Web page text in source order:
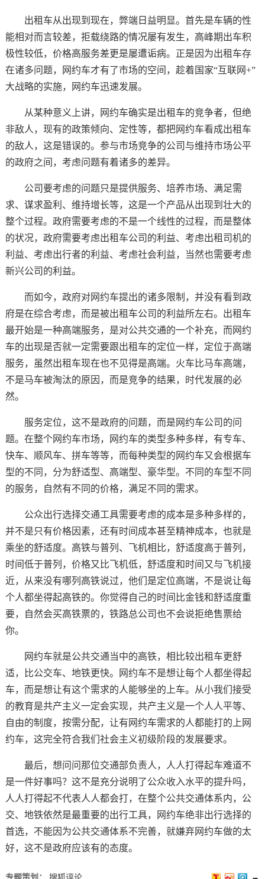
出租车从出现到现在，弊端日益明显。首先是车辆的性
能相对而言较差，拒载绕路的情况屡有发生，高峰期出车积
极性较低，价格高服务差更是屡遭诟病。正是因为出租车存
在诸多问题，网约车才有了市场的空间，趁着国家“互联网+”
大战略的实施，网约车迅速发展。
从某种意义上讲，网约车确实是出租车的竞争者，但绝
非敌人，现有的政策倾向、定性等，都把网约车看成出租车
的敌人，这是错误的。参与市场竞争的公司与维持市场公平
的政府之间，考虑问题有着诸多的差异。
公司要考虑的问题只是提供服务、培养市场、满足需
求、谋求盈利、维持增长等，这是一个产品从出现到壮大的
整个过程。政府需要考虑的不是一个线性的过程，而是整体
的状况，政府需要考虑出租车公司的利益、考虑出租司机的
利益、考虑出行者的利益、考虑社会利益，当然也需要考虑
新兴公司的利益。
而如今，政府对网约车提出的诸多限制，并没有看到政
府是在综合考虑，而是被出租车公司的利益所左右。出租车
最开始是一种高端服务，是对公共交通的一个补充，而网约
车的出现是否就一定需要跟出租车的定位一样，定位于高端
服务，虽然出租车现在也不见得是高端。火车比马车高端，
不是马车被淘汰的原因，而是竞争的结果，时代发展的必
然。
服务定位，这不是政府的问题，而是网约车公司的问
题。在整个网约车市场，网约车的类型多种多样，有专车、
快车、顺风车、拼车等等，而每种类型的网约车又会根据车
型的不同，分为舒适型、高端型、豪华型。不同的车型不同
的服务，自然有不同的价格，满足不同的需求。
公众出行选择交通工具需要考虑的成本是多种多样的，
并不是只有价格因素，还有时间成本甚至精神成本，也就是
乘坐的舒适度。高铁与普列、飞机相比，舒适度高于普列，
时间低于普列，价格又比飞机低，舒适度和时间又与飞机接
近，从来没有哪列高铁说过，他们是定位高端，不是说让每
个人都坐得起高铁的。你觉得自己的时间比金钱和舒适度重
要，自然会买高铁票的，铁路总公司也不会说拒绝售票给
你。
网约车就是公共交通当中的高铁，相比较出租车更舒
适，比公交车、地铁更快。网约车不是想让每个人都坐得起
车，而是想让有这个需求的人能够坐的上车。从小我们接受
的教育是共产主义一定会实现，共产主义是一个人人平等、
自由的制度，按需分配，让有网约车需求的人都能打的上网
约车，这完全符合我们社会主义初级阶段的发展要求。
最后，想问问那位交通部负责人，人人打得起车难道不
是一件好事吗？这不是充分说明了公众收入水平的提升吗，
人人打得起不代表人人都会打，在整个公共交通体系内，公
交、地铁依然是最重要的出行工具，网约车绝非出行选择的
首选，不能因为公共交通体系不完善，就嫌弃网约车做的太
好，这不是政府应该有的态度。